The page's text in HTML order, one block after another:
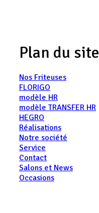
Plan du site
Nos Friteuses
FLORIGO
modèle HR
modèle TRANSFER HR
HEGRO
Réalisations
Notre société
Service
Contact
Salons et News
Occasions